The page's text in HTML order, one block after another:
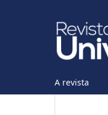
A revista